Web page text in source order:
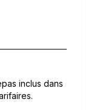
inclus dans